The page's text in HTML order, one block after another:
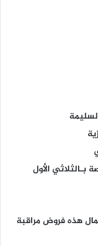
بـالثلاثي الأول
هذه فروض مراقبة